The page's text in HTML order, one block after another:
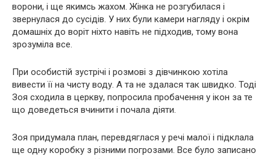
ворони, і ще якимсь жахом. Жінка не розгубилася і
звернулася до сусідів. У них були камери нагляду і окрім
домашніх до воріт ніхто навіть не підходив, тому вона
зрозуміла все.
При особистій зустрічі і розмові з дівчинкою хотіла
вивести її на чисту воду. А та не здалася так швидко. Тоді
Зоя сходила в церкву, попросила пробачення у ікон за те
що доведеться вчинити і почала діяти.
Зоя придумала план, перевдяглася у речі малої і підклала
ще одну коробку з різними погрозами. Все було записано